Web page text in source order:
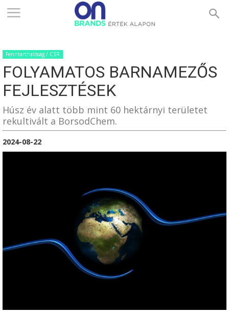
ONBRANDS
–
ALAPON
Fenntarthatóság / CSR
FOLYAMATOS BARNAMEZŐS
FEJLESZTÉSEK
Húsz év alatt több mint 60 hektárnyi területet
rekultivált a BorsodChem.
2024-08-22